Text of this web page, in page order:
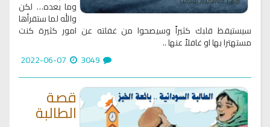
وما بعده… لكن
والله لما ستقرأها
سيستيقظ قلبك كثيراً وسيصحوا من غفلته عن امور كثيرة كنت
مستهترا بها او غافلاً عنها ..
قصة
الطالبة